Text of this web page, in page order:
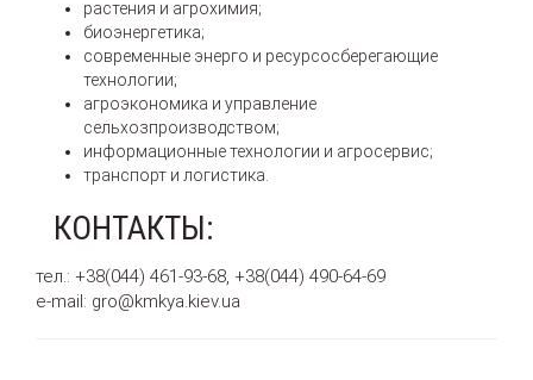
растения и агрохимия;
биоэнергетика;
современные энерго и ресурсосберегающие
технологии;
агроэкономика и управление
сельхозпроизводством;
информационные технологии и агросервис;
транспорт и логистика.
КОНТАКТЫ:
тел.: +38(044) 461-93-68, +38(044) 490-64-69
e-mail: gro@kmkya.kiev.ua